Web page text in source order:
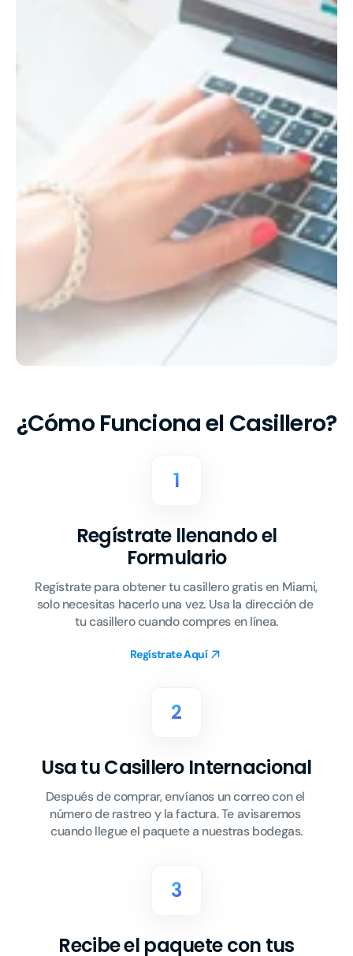
¿Cómo Funciona el Casillero?
1
Regístrate llenando el
Formulario
Regístrate para obtener tu casillero gratis en Miami,
solo necesitas hacerlo una vez. Usa la dirección de
tu casillero cuando compres en línea.
Regístrate Aquí
2
Usa tu Casillero Internacional
Después de comprar, envíanos un correo con el
número de rastreo y la factura. Te avisaremos
cuando llegue el paquete a nuestras bodegas.
3
Recibe el paquete con tus